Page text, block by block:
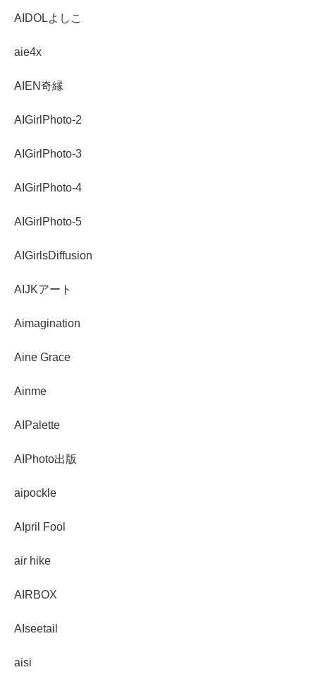
AIDOLよしこ
aie4x
AIEN奇縁
AIGirlPhoto-2
AIGirlPhoto-3
AIGirlPhoto-4
AIGirlPhoto-5
AIGirlsDiffusion
AIJKアート
Aimagination
Aine Grace
Ainme
AIPalette
AIPhoto出版
aipockle
AIpril Fool
air hike
AIRBOX
AIseetail
aisi